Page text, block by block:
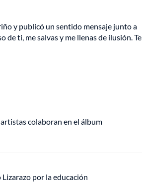
y publicó un sentido mensaje junto a
ti, me salvas y me llenas de ilusión. Te
colaboran en el álbum
Lizarazo por la educación